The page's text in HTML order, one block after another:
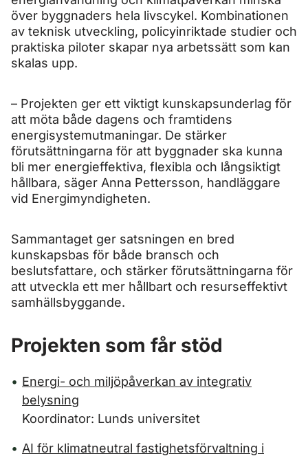
över byggnaders hela livscykel. Kombinationen
av teknisk utveckling, policyinriktade studier och
praktiska piloter skapar nya arbetssätt som kan
skalas upp.
– Projekten ger ett viktigt kunskapsunderlag för
att möta både dagens och framtidens
energisystemutmaningar. De stärker
förutsättningarna för att byggnader ska kunna
bli mer energieffektiva, flexibla och långsiktigt
hållbara, säger Anna Pettersson, handläggare
vid Energimyndigheten.
Sammantaget ger satsningen en bred
kunskapsbas för både bransch och
beslutsfattare, och stärker förutsättningarna för
att utveckla ett mer hållbart och resurseffektivt
samhällsbyggande.
Projekten som får stöd
Energi- och miljöpåverkan av integrativ
belysning
Koordinator: Lunds universitet
AI för klimatneutral fastighetsförvaltning i